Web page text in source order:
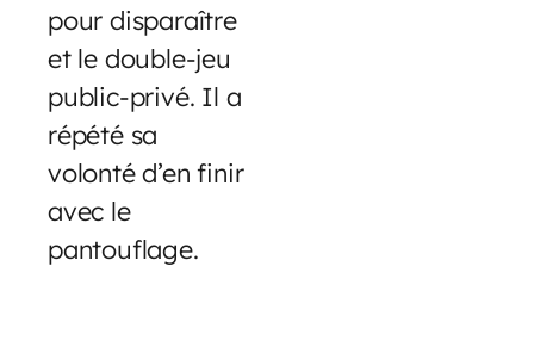
pour disparaître
et le double-jeu
public-privé. Il a
répété sa
volonté d’en finir
avec le
pantouflage.